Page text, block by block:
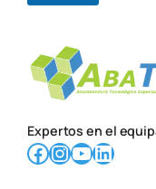
Expertos en el
Facebook InstagramYouTube LinkedIn